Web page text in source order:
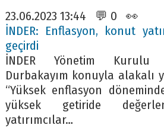
23.06.2023 13:44 💬 0 👀
İNDER: Enflasyon, konut
geçirdi
İNDER Yönetim Kurulu
Durbakayım konuyla alakalı
“Yüksek enflasyon
yüksek getiride
yatırımcılar…